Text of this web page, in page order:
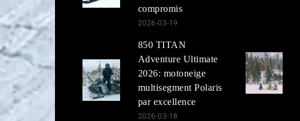
compromis
2026-03-19
850 TITAN
Adventure Ultimate
2026: motoneige
multisegment Polaris
par excellence
2026-03-18